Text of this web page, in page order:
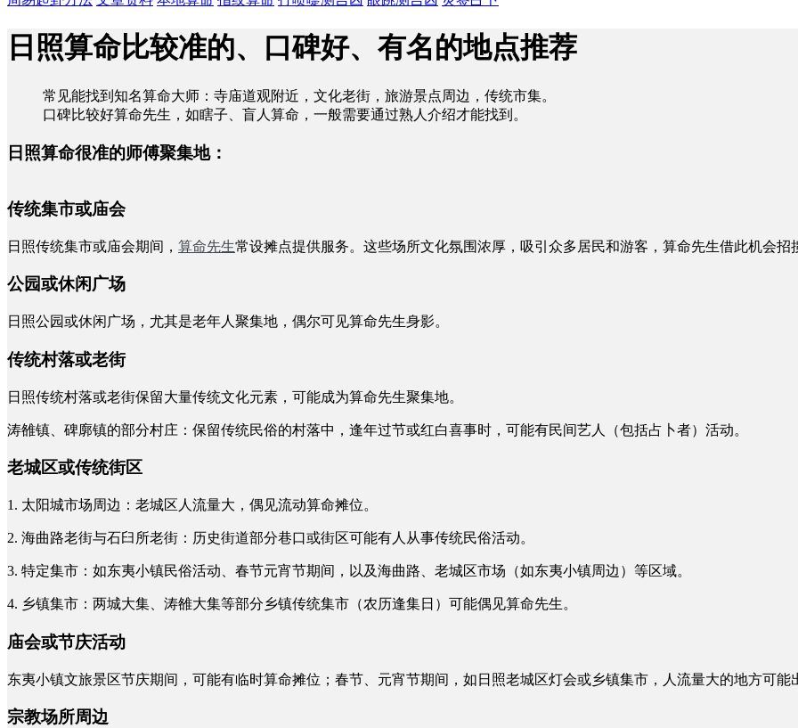
日照算命比较准的、口碑好、有名的地点推荐
常见能找到知名算命大师：寺庙道观附近，文化老街，旅游景点周边，传统市集。
口碑比较好算命先生，如瞎子、盲人算命，一般需要通过熟人介绍才能找到。
日照算命很准的师傅聚集地：
传统集市或庙会
日照传统集市或庙会期间， 算命先生常设摊点提供服务。这些场所文化氛围浓厚，吸引众多居民和游客，算命先生借此机会招
公园或休闲广场
日照公园或休闲广场，尤其是老年人聚集地，偶尔可见算命先生身影。
传统村落或老街
日照传统村落或老街保留大量传统文化元素，可能成为算命先生聚集地。
涛雒镇、碑廓镇的部分村庄：保留传统民俗的村落中，逢年过节或红白喜事时，可能有民间艺人（包括占卜者）活动。
老城区或传统街区
1. 太阳城市场周边：老城区人流量大，偶见流动算命摊位。
2. 海曲路老街与石臼所老街：历史街道部分巷口或街区可能有人从事传统民俗活动。
3. 特定集市：如东夷小镇民俗活动、春节元宵节期间，以及海曲路、老城区市场（如东夷小镇周边）等区域。
4. 乡镇集市：两城大集、涛雒大集等部分乡镇传统集市（农历逢集日）可能偶见算命先生。
庙会或节庆活动
东夷小镇文旅景区节庆期间，可能有临时算命摊位；春节、元宵节期间，如日照老城区灯会或乡镇集市，人流量大的地方可能
宗教场所周边